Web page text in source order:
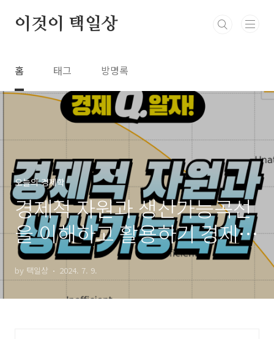
이것이 택일상
홈 태그 방명록
오늘의 경제학
경제적 자원과 생산가능곡선
을 이해하고 활용하기 경제Q
알기
by 택일상 2024. 7. 9.